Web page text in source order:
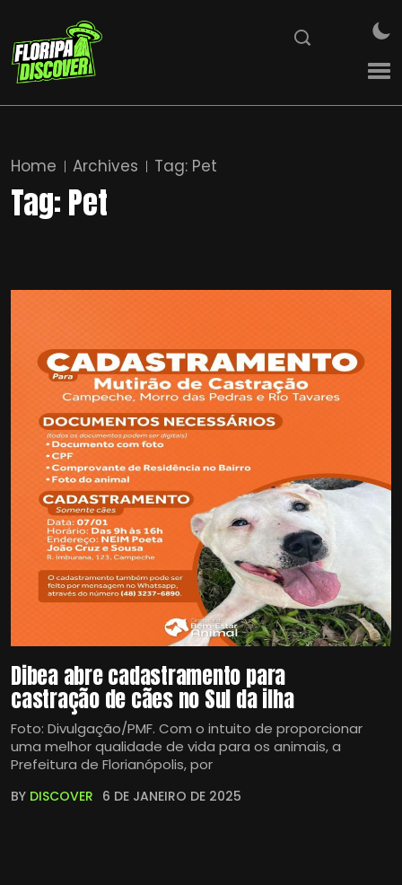
Home Archives Tag: Pet
Tag:Pet
Dibea abre cadastramento para
castração de cães no Sul da ilha
Foto: Divulgação/PMF. Com o intuito de proporcionar
uma melhor qualidade de vida para os animais, a
Prefeitura de Florianópolis, por
BY DISCOVER 6 DE JANEIRO DE 2025